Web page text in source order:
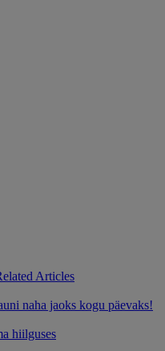
Articles
naha jaoks kogu päevaks!
hiilguses